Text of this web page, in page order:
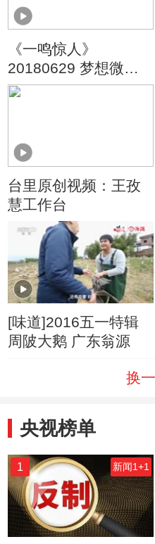
《一鸣惊人》
20180629 梦想微剧
场 第三季（7）
台里原创视频：王孜
慧工作台
[味道]2016五一特辑
周陂大鹅 广东翁源
换
央视榜单
1 新闻1+1